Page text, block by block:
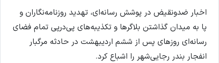
اخبار ضدونقیض در پوشش رسانه‌ای، تهدید روزنامه‌نگاران و
پا به میدان گذاشتن بلاگرها و تکذیبه‌های پی‌در‌پی تمام فضای
رسانه‌ای روزهای پس از ششم اردیبهشت در حادثه‌ مرگبار
انفجار بندر رجایی‌شهر را اشباع کرد.